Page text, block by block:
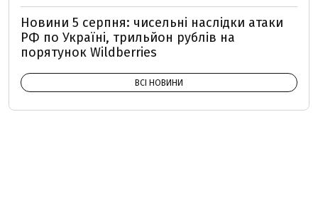
Новини 5 серпня: чисельні наслідки атаки
РФ по Україні, трильйон рублів на
порятунок Wildberries
ВСІ НОВИНИ